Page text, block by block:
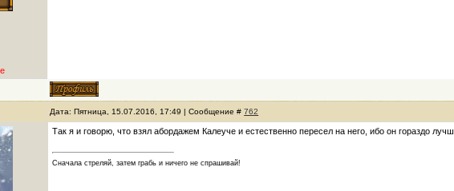
Дата: Пятница, 15.07.2016, 17:49 | Сообщение #762
Так я и говорю, что взял абордажем Калеуче и естественно пересел на него, ибо он гораздо
Сначала стреляй, затем грабь и ничего не спрашивай!